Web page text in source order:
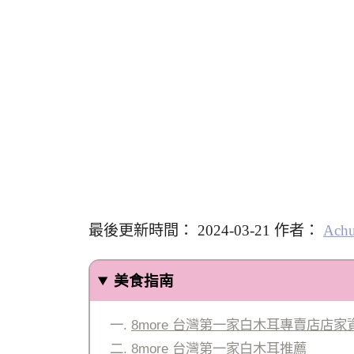
最後更新時間： 2024-03-21 作者：
美食指南
8more 台灣第一家白木耳專賣店店家
8more 台灣第一家白木耳推薦